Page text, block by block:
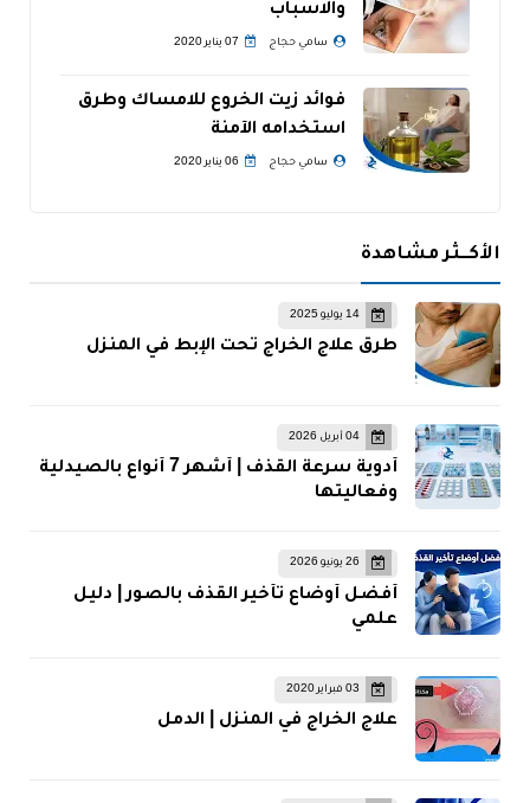
والاسباب
سامي حجاج 07 يناير 2020
فوائد زيت الخروع للامساك وطرق
استخدامه الآمنة
سامي حجاج 06 يناير 2020
الأكــثر مشاهدة
14 يوليو 2025
طرق علاج الخراج تحت الإبط في المنزل
04 أبريل 2026
أدوية سرعة القذف | أشهر 7 أنواع بالصيدلية
وفعاليتها
26 يونيو 2026
أفضل أوضاع تأخير القذف بالصور | دليل
علمي
03 فبراير 2020
علاج الخراج في المنزل | الدمل